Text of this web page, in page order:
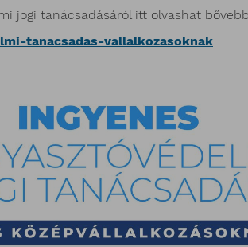
jogi tanácsadásáról itt olvashat
tanacsadas-vallalkozasoknak